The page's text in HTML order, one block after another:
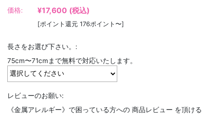
価格: ¥17,600 (税込)
[ポイント還元 176ポイント〜]
長さをお選び下さい。:
75cm〜71cmまで無料で対応いたします。
レビューのお願い:
《金属アレルギー》で困っている方への 商品レビュー を頂ける